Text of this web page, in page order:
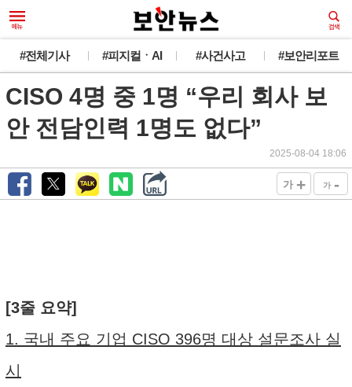
#전체기사 #피지컬ㆍAI #사건사고 #보안리포트
CISO 4명 중 1명 “우리 회사 보
안 전담인력 1명도 없다”
2025-08-04 18:06
가 + 가 -
[3줄 요약]
1. 국내 주요 기업 CISO 396명 대상 설문조사 실
시